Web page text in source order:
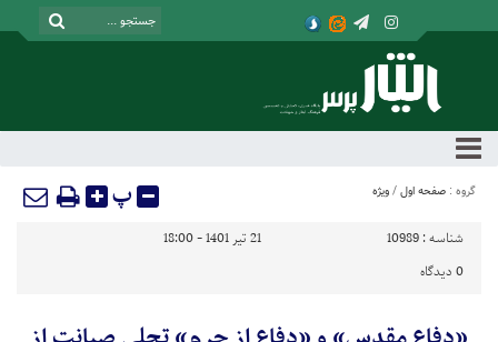
گروه : صفحه اول / ویژه پ
شناسه : 10989
21 تیر 1401 - 18:00
0 دیدگاه